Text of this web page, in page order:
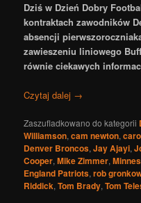
Dziś w Dzień Dobry
kontraktach zawodników
absencji
zawieszeniu liniowego
równie ciekawych
Czytaj dalej →
Zaszufladkowano do kategorii
Williamson,cam newton,
Denver Broncos,Jay Ajayi,
Cooper,Mike Zimmer,
England Patriots,rob
Riddick,Tom Brady,Tom